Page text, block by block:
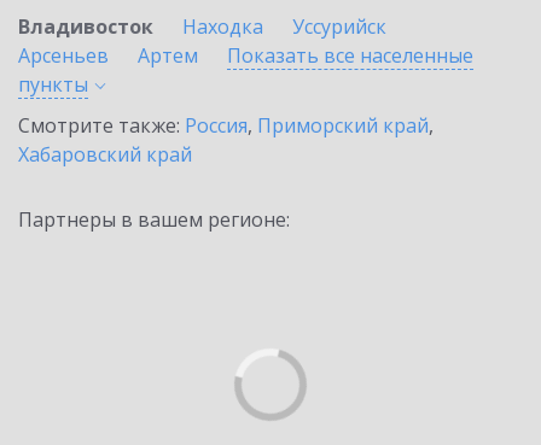
Владивосток
Находка
Уссурийск
Арсеньев
Артем
Показать все населенные
пункты
Смотрите также: Россия, Приморский край,
Хабаровский край
Партнеры в вашем регионе: